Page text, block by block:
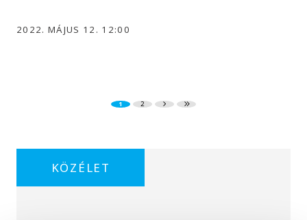
2022. MÁJUS 12. 12:00
1 2
KÖZÉLET